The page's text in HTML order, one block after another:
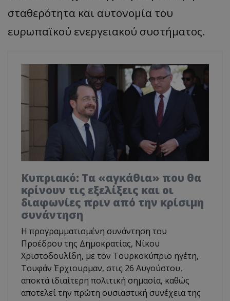
σταθερότητα και αυτονομία του
ευρωπαϊκού ενεργειακού συστήματος.
Κυπριακό: Τα «αγκάθια» που θα
κρίνουν τις εξελίξεις και οι
διαφωνίες πριν από την κρίσιμη
συνάντηση
Η προγραμματισμένη συνάντηση του
Προέδρου της Δημοκρατίας, Νίκου
Χριστοδουλίδη, με τον Τουρκοκύπριο ηγέτη,
Τουφάν Έρχιουρμαν, στις 26 Αυγούστου,
αποκτά ιδιαίτερη πολιτική σημασία, καθώς
αποτελεί την πρώτη ουσιαστική συνέχεια της